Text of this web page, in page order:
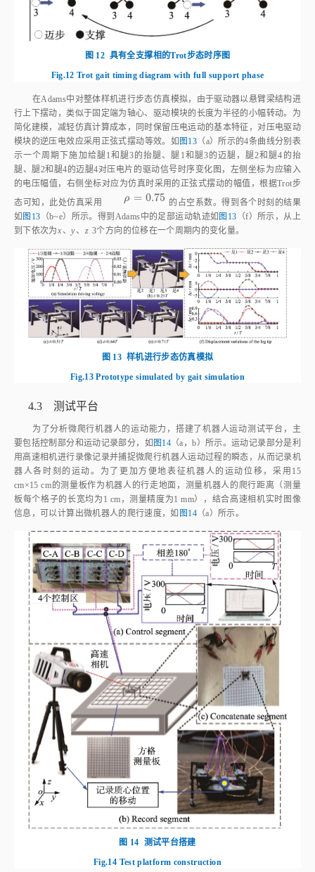
图 12
具有全支撑相的Trot步态时序图
Trot gait timing diagram with full support phase
在Adams中对整体样机进行步态仿真模拟，由于驱动器以悬臂梁结构进
行上下摆动，类似于固定端为轴心、驱动模块的长度为半径的小幅转动。为
简化建模，减轻仿真计算成本，同时保留压电运动的基本特征，对压电驱动
模块的逆压电效应采用正弦式摆动等效。如
图13
（a）所示的4条曲线分别表
示一个周期下施加给腿1和腿3的抬腿、腿1和腿3的迈腿，腿2和腿4的抬
腿、腿2和腿4的迈腿4对压电片的驱动信号时序变化图，左侧坐标为应输入
的电压幅值，右侧坐标对应为仿真时采用的正弦式摆动的幅值，根据Trot步
态可知，此处仿真采用
ρ = 0.75
ρ=0.75
的占空系数。得到各个时刻的结果
如
图13 （b~e）所示。得到Adams中的足部运动轨迹如 图13 （f）所示，从上
到下依次为
、 y 、 3个方向的位移在一个周期内的变化量。
图 13 样机进行步态仿真模拟
Prototype simulated by gait simulation
4.3 测试平台
为了分析微爬行机器人的运动能力，搭建了机器人运动测试平台，主
用高速相机进行录像记录并捕捉微爬行机器人运动过程的瞬态，从而记录机
器人各时刻的运动。为了更加方便地表征机器人的运动位移，采用15
cm×15 cm的测量板作为机器人的行走地面，测量机器人的爬行距离（测量
板每个格子的长宽均为1 cm，测量精度为1 mm），结合高速相机实时图像
信息，可以计算出微机器人的爬行速度，如 图14（a）所示。
图 14 测试平台搭建
Test platform construction
压电驱动器需要交变信号的高压电控制，机器人运动时用到的高压电